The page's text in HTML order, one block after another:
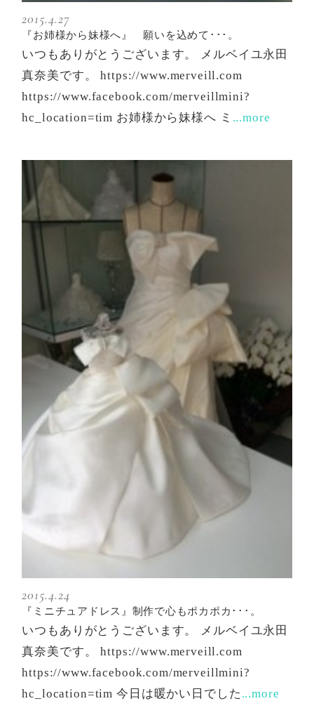
2015.4.27
『お姉様から妹様へ』 願いを込めて･･･。
いつもありがとうございます。 メルベイユ永田
真奈美です。 https://www.merveill.com
https://www.facebook.com/merveillmini?
hc_location=tim お姉様から妹様へ ミ ...more
2015.4.24
『ミニチュアドレス』制作で心もポカポカ･･･。
いつもありがとうございます。 メルベイユ永田
真奈美です。 https://www.merveill.com
https://www.facebook.com/merveillmini?
hc_location=tim 今日は暖かい日でした ...more